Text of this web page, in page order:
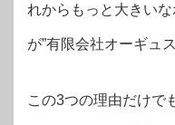
れからもっと大きい
が”有限会社オーギュス
この3つの理由だけで